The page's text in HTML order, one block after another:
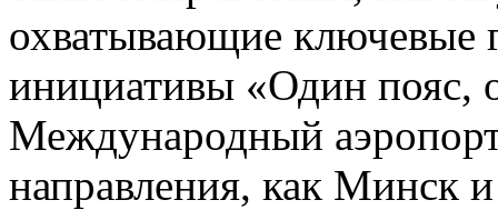
охватывающие ключевые
инициативы «Один
Международный
направления, как Минск